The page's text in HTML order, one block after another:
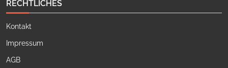
RECHTLICHES
Kontakt
Impressum
AGB